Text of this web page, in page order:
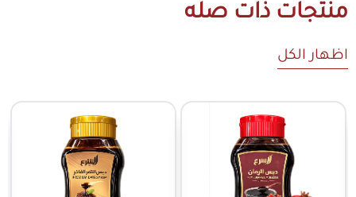
منتجات ذات صله
اظهار الكل